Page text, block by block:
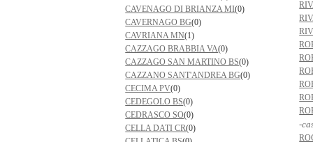
CAVENAGO DI BRIANZA MI(0)
CAVERNAGO BG(0)
CAVRIANA MN(1)
CAZZAGO BRABBIA VA(0)
CAZZAGO SAN MARTINO BS(0)
CAZZANO SANT'ANDREA BG(0)
CECIMA PV(0)
CEDEGOLO BS(0)
CEDRASCO SO(0)
CELLA DATI CR(0)
-